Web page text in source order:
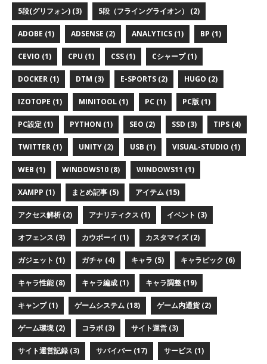
5段(グリフォン) (3) 5段（フライングライオン） (2)
ADOBE (1) ADSENSE (2) ANALYTICS (1) BP (1)
CEVIO (1) CPU (1) CSS (1) Cシャープ (1)
DOCKER (1) DTM (3) E-SPORTS (2) HUGO (2)
IZOTOPE (1) MINITOOL (1) PC (1) PC版 (1)
PC設定 (1) PYTHON (1) SEO (2) SSD (3) TIPS (4)
TWITTER (1) UNITY (2) USB (1) VISUAL-STUDIO (1)
WEB (1) WINDOWS10 (8) WINDOWS11 (1)
XAMPP (1) まとめ記事 (5) アイテム (15)
アクセス解析 (2) アナリティクス (1) イベント (3)
オフェンス (3) カウボーイ (1) カスタマイズ (2)
ガジェット (1) ガチャ (4) キャラ (5) キャラピック (6)
キャラ性能 (8) キャラ編成 (1) キャラ調整 (19)
キャンプ (1) ゲームシステム (18) ゲーム内通貨 (2)
ゲーム環境 (2) コラボ (3) サイト運営 (3)
サイト運営記録 (3) サバイバー (17) サービス (1)